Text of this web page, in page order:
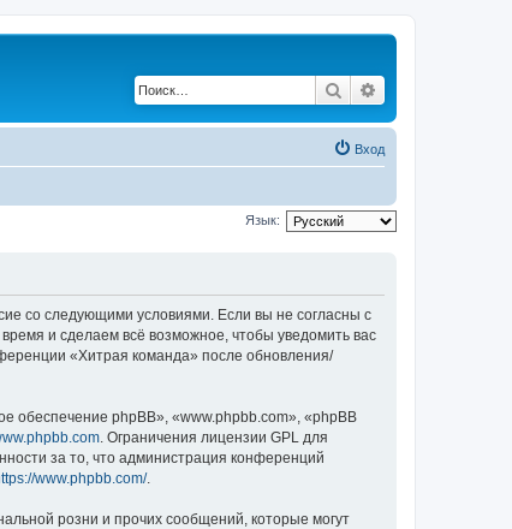
Поиск
Вход
Язык:
со следующими условиями. Если вы не согласны с
и сделаем всё возможное, чтобы уведомить вас
«Хитрая команда» после обновления/
обеспечение phpBB», «www.phpbb.com», «phpBB
. Ограничения лицензии GPL для
за то, что администрация конференций
www.phpbb.com/.
розни и прочих сообщений, которые могут